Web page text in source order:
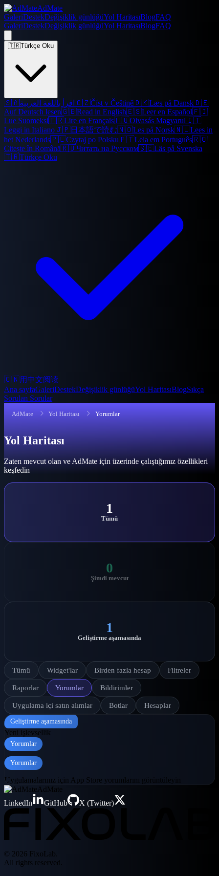
AdMate
GaleriDestekDeğişiklik günlüğüYol HaritasıBlogFAQ
GaleriDestekDeğişiklik günlüğüYol HaritasıBlogFAQ
🇹🇷Türkçe Oku
🇸🇦اقرأ باللغة العربية 🇨🇿Číst v Češtině🇩🇰Læs på Dansk🇩🇪
Auf Deutsch lesen🇬🇧Read in English🇪🇸Leer en Español🇫🇮
Lue Suomeksi🇫🇷Lire en Français🇭🇺Olvasás Magyarul🇮🇹
Leggi in Italiano🇯🇵日本語で読む🇳🇴Les på Norsk🇳🇱Lees in
het Nederlands🇵🇱Czytaj po Polsku🇵🇹Leia em Português🇷🇴
Citește în Română🇷🇺Читать на Русском🇸🇪Läs på Svenska
🇹🇷Türkçe Oku
🇨🇳用中文阅读
Ana sayfaGaleriDestekDeğişiklik günlüğüYol HaritasıBlogSıkça
Sorulan Sorular
AdMate Yol Haritası Yorumlar
Yol Haritası
Zaten mevcut olan ve AdMate için üzerinde çalıştığımız özellikleri
keşfedin
1
Tümü
0
Şimdi mevcut
1
Geliştirme aşamasında
Tümü Widget'lar Birden fazla hesap Filtreler
Raporlar Yorumlar Bildirimler
Uygulama içi satın alımlar Botlar Hesaplar
Geliştirme aşamasında
Yeni işlevsellik
Yorumlar
Yorumlar
Uygulamalarınız için App Store yorumlarını görüntüleyin
AdMate
LinkedIn
GitHub X (Twitter)
© 2026 FixoLab.
All rights reserved.